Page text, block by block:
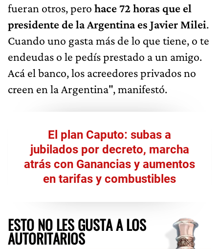
fueran otros, pero hace 72 horas que el
presidente de la Argentina es Javier Milei.
Cuando uno gasta más de lo que tiene, o te
endeudas o le pedís prestado a un amigo.
Acá el banco, los acreedores privados no
creen en la Argentina", manifestó.
El plan Caputo: subas a
jubilados por decreto, marcha
atrás con Ganancias y aumentos
en tarifas y combustibles
ESTO NO LES GUSTA A LOS
AUTORITARIOS